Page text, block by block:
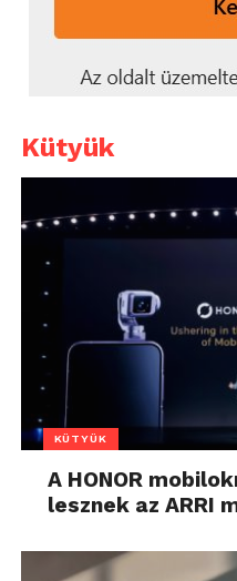
Kütyük
KÜTYÜK
A HONOR
lesznek az ARRI